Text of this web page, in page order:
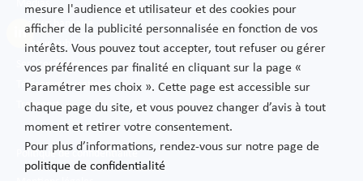
Secteur bancaire
Secteur public
Services financiers
Télécommunications
Transport
Politique de confidentialité
mesure l'audience et utilisateur et des cookies pour
afficher de la publicité personnalisée en fonction de vos
intérêts. Vous pouvez tout accepter, tout refuser ou gérer
vos préférences par finalité en cliquant sur la page «
Paramétrer mes choix ». Cette page est accessible sur
chaque page du site, et vous pouvez changer d’avis à tout
moment et retirer votre consentement.
Pour plus d’informations, rendez-vous sur notre page de
politique de confidentialité